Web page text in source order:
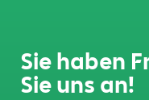
Sie haben
Sie uns an!